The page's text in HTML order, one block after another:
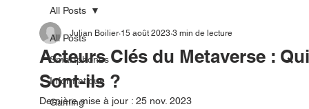
All Posts
Smartphones
Informatique
Gaming
All Posts
Acteurs Clés du Metaverse : Qui
Sont-ils ?
Julian Boilier 15 août 2023 3 min de lecture
Dernière mise à jour : 25 nov. 2023